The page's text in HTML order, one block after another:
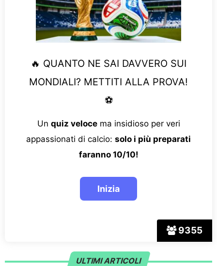
9355
🔥 QUANTO NE SAI DAVVERO SUI
MONDIALI? METTITI ALLA PROVA!
⚽
Un quiz velocema insidioso per veri
appassionati di calcio: solo i più preparati
faranno 10/10!
ULTIMI ARTICOLI